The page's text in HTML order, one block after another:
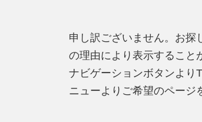
申し訳ございません。お探
の理由により表示すること
ナビゲーションボタンより
ニューよりご希望のページ